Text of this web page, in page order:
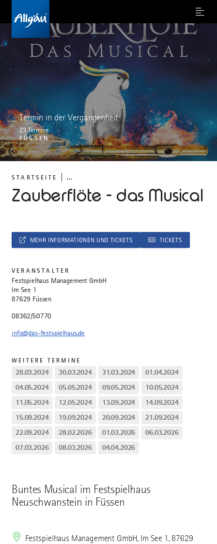
Menu
STARTSEITE ...
Zauberflöte - das Musical
Termin in der Vergangenheit
23 Termine
FÜSSEN
Buntes Musical im Festspielhaus
Neuschwanstein in Füssen
Festspielhaus Management GmbH, Im See 1, 87629
MEHR INFORMATIONEN UND TICKETS TICKETS
VERANSTALTER
Festspielhaus Management GmbH
Im See 1
87629 Füssen
08362/50770
info@das-festspielhaus.de
WEITERE TERMINE
28.03.2024 30.03.2024 31.03.2024
01.04.2024
04.05.2024
05.05.2024 09.05.2024
10.05.2024
11.05.2024
12.05.2024 13.09.2024
14.09.2024
15.09.2024
19.09.2024 20.09.2024
21.09.2024
22.09.2024
28.02.2026 01.03.2026
06.03.2026
07.03.2026
08.03.2026 04.04.2026